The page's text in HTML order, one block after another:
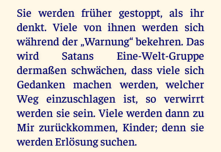
Sie werden früher gestoppt, als ihr
denkt. Viele von ihnen werden sich
während der „Warnung“ bekehren. Das
wird Satans Eine-Welt-Gruppe
dermaßen schwächen, dass viele sich
Gedanken machen werden, welcher
Weg einzuschlagen ist, so verwirrt
werden sie sein. Viele werden dann zu
Mir zurückkommen, Kinder; denn sie
werden Erlösung suchen.